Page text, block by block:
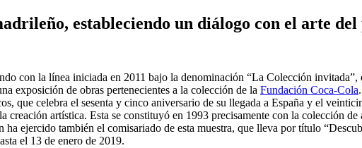
estableciendo un diálogo con el arte del
con la línea iniciada en 2011 bajo la denominación “La Colección invitada”,
exposición de obras pertenecientes a la colección de la Fundación Coca-Cola
que celebra el sesenta y cinco aniversario de su llegada a España y el
creación artística. Esta se constituyó en 1993 precisamente con la colección
ha ejercido también el comisariado de esta muestra, que lleva por título
el 13 de enero de 2019.